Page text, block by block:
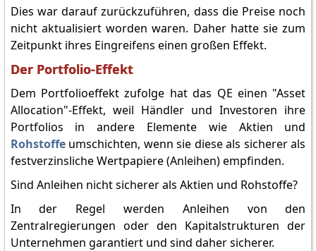
Dies war darauf zurückzuführen, dass die Preise noch
nicht aktualisiert worden waren. Daher hatte sie zum
Zeitpunkt ihres Eingreifens einen großen Effekt.
Der Portfolio-Effekt
Dem Portfolioeffekt zufolge hat das QE einen "Asset
Allocation"-Effekt, weil Händler und Investoren ihre
Portfolios in andere Elemente wie Aktien und
Rohstoffeumschichten, wenn sie diese als sicherer als
festverzinsliche Wertpapiere (Anleihen) empfinden.
Sind Anleihen nicht sicherer als Aktien und Rohstoffe?
In der Regel werden Anleihen von den
Zentralregierungen oder den Kapitalstrukturen der
Unternehmen garantiert und sind daher sicherer.